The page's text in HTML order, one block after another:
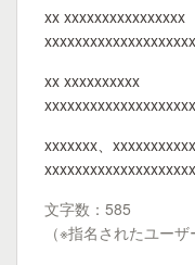
xx xxxxxxxxxxxxxxxx
xx xxxxxxxxxx
xxxxxxx、
文字数：585
（※指名されたユー